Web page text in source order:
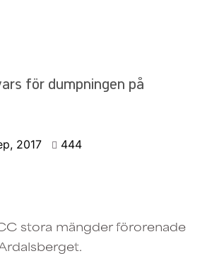
för dumpningen på
2017 444
stora mängder förorenade